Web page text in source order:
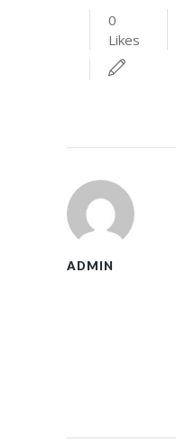
0
Likes
ADMIN